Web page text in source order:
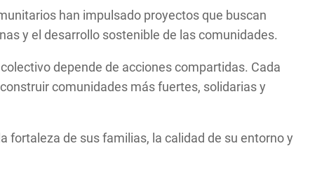
han impulsado proyectos que buscan
y el desarrollo sostenible de las comunidades.
depende de acciones compartidas. Cada
comunidades más fuertes, solidarias y
fortaleza de sus familias, la calidad de su entorno y